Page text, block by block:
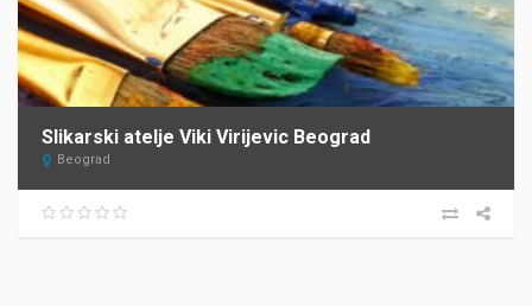
Slikarski atelje Viki Virijevic Beograd
Beograd